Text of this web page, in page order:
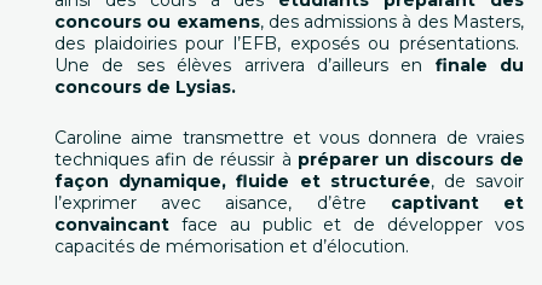
concours ou examens, des admissions à des Masters,
des plaidoiries pour l’EFB, exposés ou présentations.
Une de ses élèves arrivera d’ailleurs en finale du
concours de Lysias.
Caroline aime transmettre et vous donnera de vraies
techniques afin de réussir à préparer un discours de
façon dynamique, fluide et structurée, de savoir
l’exprimer avec aisance, d’être captivant et
convaincant face au public et de développer vos
capacités de mémorisation et d’élocution.